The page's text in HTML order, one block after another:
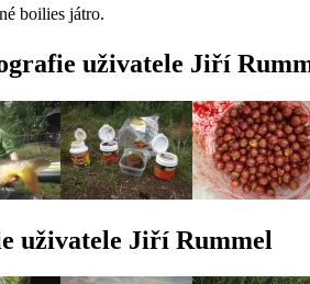
boilies játro.
uživatele Jiří
uživatele Jiří Rummel